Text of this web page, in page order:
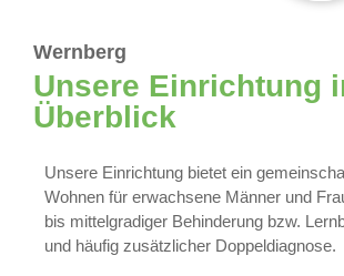
Wernberg
Unsere Einrichtung
Überblick
Unsere Einrichtung bietet ein
Wohnen für erwachsene Männer und
bis mittelgradiger Behinderung bzw.
und häufig zusätzlicher Doppeldiagnose.